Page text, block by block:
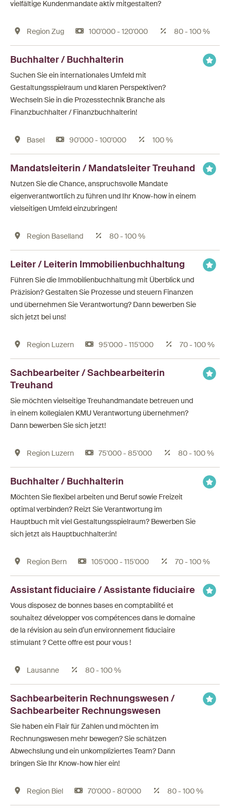
vielfältige Kundenmandate aktiv mitgestalten?
Region Zug 100'000 - 120'000 80 - 100 %
Buchhalter / Buchhalterin
Suchen Sie ein internationales Umfeld mit
Gestaltungsspielraum und klaren Perspektiven?
Wechseln Sie in die Prozesstechnik Branche als
Finanzbuchhalter / Finanzbuchhalterin!
Basel 90'000 - 100'000 100 %
Mandatsleiterin / Mandatsleiter Treuhand
Nutzen Sie die Chance, anspruchsvolle Mandate
eigenverantwortlich zu führen und Ihr Know-how in einem
vielseitigen Umfeld einzubringen!
Region Baselland 80 - 100 %
Leiter / Leiterin Immobilienbuchhaltung
Führen Sie die Immobilienbuchhaltung mit Überblick und
Präzision? Gestalten Sie Prozesse und steuern Finanzen
und übernehmen Sie Verantwortung? Dann bewerben Sie
sich jetzt bei uns!
Region Luzern 95'000 - 115'000 70 - 100 %
Sachbearbeiter / Sachbearbeiterin
Treuhand
Sie möchten vielseitige Treuhandmandate betreuen und
in einem kollegialen KMU Verantwortung übernehmen?
Dann bewerben Sie sich jetzt!
Region Luzern 75'000 - 85'000 80 - 100 %
Buchhalter / Buchhalterin
Möchten Sie flexibel arbeiten und Beruf sowie Freizeit
optimal verbinden? Reizt Sie Verantwortung im
Hauptbuch mit viel Gestaltungsspielraum? Bewerben Sie
sich jetzt als Hauptbuchhalter:in!
Region Bern 105'000 - 115'000 70 - 100 %
Assistant fiduciaire / Assistante fiduciaire
Vous disposez de bonnes bases en comptabilité et
souhaitez développer vos compétences dans le domaine
de la révision au sein d’un environnement fiduciaire
stimulant ? Cette offre est pour vous !
Lausanne 80 - 100 %
Sachbearbeiterin Rechnungswesen /
Sachbearbeiter Rechnungswesen
Sie haben ein Flair für Zahlen und möchten im
Rechnungswesen mehr bewegen? Sie schätzen
Abwechslung und ein unkompliziertes Team? Dann
bringen Sie Ihr Know-how hier ein!
Region Biel 70'000 - 80'000 80 - 100 %